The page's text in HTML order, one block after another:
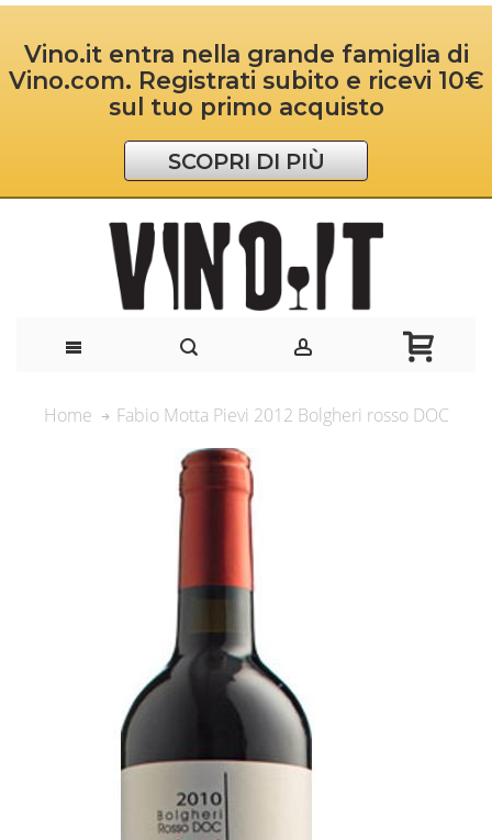
Vino.it entra nella grande famiglia di
Vino.com. Registrati subito e ricevi 10€
sul tuo primo acquisto
SCOPRI DI PIÙ
Home Fabio Motta Pievi 2012 Bolgheri rosso DOC